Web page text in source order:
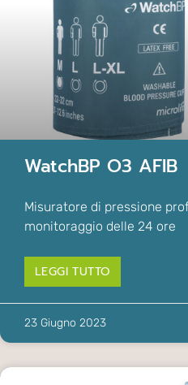
WatchBP O3 AFIB
Misuratore di pressione
monitoraggio delle 24 ore
LEGGI TUTTO
23 Giugno 2023